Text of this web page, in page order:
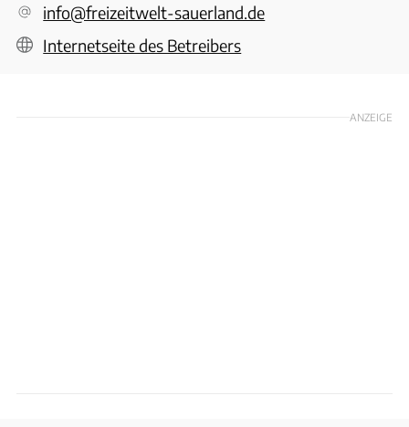
info@freizeitwelt-sauerland.de
Internetseite des Betreibers
ANZEIGE